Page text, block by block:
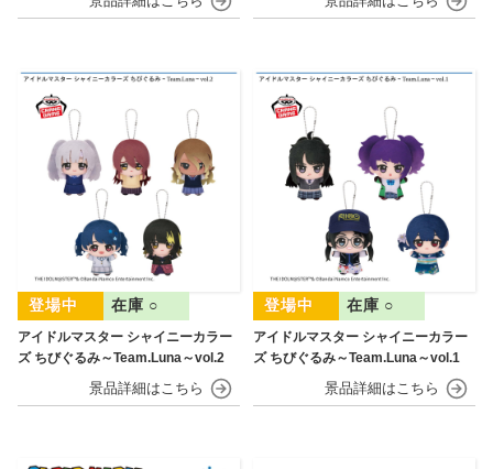
アイドルマスター シャイニーカラー
ズ ちびぐるみ～Team.Luna～vol.2
在庫 ○
アイドルマスター シャイニーカラー
ズ ちびぐるみ～Team.Luna～vol.1
在庫 ○